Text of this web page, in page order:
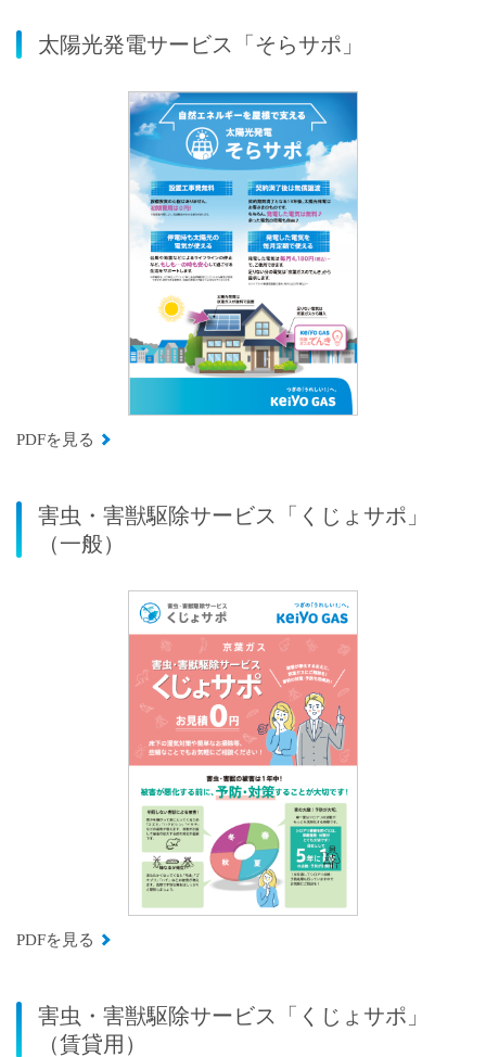
太陽光発電サービス「そらサポ」
PDFを見る
害虫・害獣駆除サービス「くじょサポ」
（一般）
PDFを見る
害虫・害獣駆除サービス「くじょサポ」
（賃貸用）